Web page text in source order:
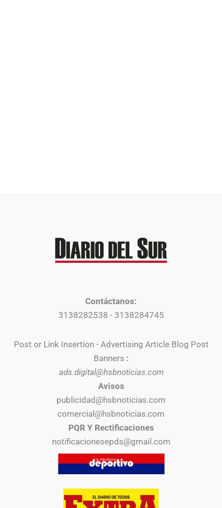
Contáctanos:
3138282538 - 3138284745
Post or Link Insertion - Advertising Article Blog Post
Banners :
ads.digital@hsbnoticias.com
Avisos
publicidad@hsbnoticias.com
comercial@hsbnoticias.com
PQR Y Rectificaciones
notificacionesepds@gmail.com